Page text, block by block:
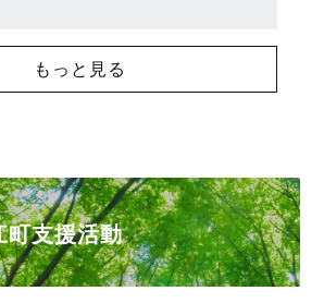
もっと見る
町支援活動